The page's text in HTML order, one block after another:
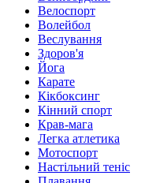
Велоспорт
Волейбол
Веслування
Здоров'я
Йога
Карате
Кікбоксинг
Кінний спорт
Крав-мага
Легка атлетика
Мотоспорт
Настільний теніс